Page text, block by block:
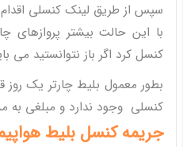
سپس از طریق لینک کنسلی اقدام
با این حالت بیشتر پروازهای
کنسل کرد اگر باز نتوانستید می
بطور معمول بلیط چارتر یک روز
کنسلی وجود ندارد و مبلغی به
جریمه کنسل بلیط